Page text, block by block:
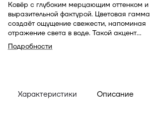
Ковёр с глубоким мерцающим оттенком и
выразительной фактурой. Цветовая гамма
создаёт ощущение свежести, напоминая
отражение света в воде. Такой акцент
добавляет интерьеру выразительности и
спокойной роскоши.
Подробности
Характеристики Описание